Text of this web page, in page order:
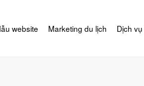
website Marketing du lịch Dịch